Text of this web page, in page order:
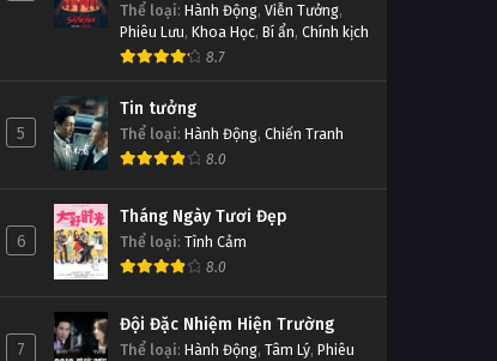
Thể loại: Hành Động, Viễn Tưởng,
Phiêu Lưu, Khoa Học, Bí ẩn, Chính kịch
8.7
5
Tin tưởng
Thể loại: Hành Động, Chiến Tranh
8.0
6
Tháng Ngày Tươi Đẹp
Thể loại: Tình Cảm
8.0
7
Đội Đặc Nhiệm Hiện Trường
Thể loại: Hành Động, Tâm Lý, Phiêu